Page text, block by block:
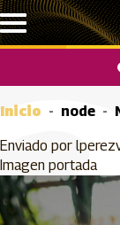
Pasar al contenido
Inicio node
Enviado por
Imagen portada